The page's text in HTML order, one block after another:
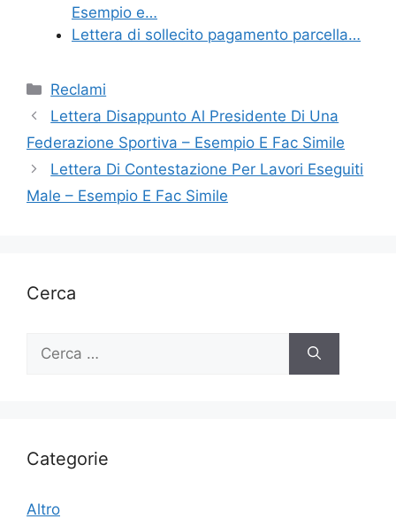
Esempio e…
Lettera di sollecito pagamento parcella…
Categorie
Reclami
Lettera Disappunto Al Presidente Di Una
Federazione Sportiva – Esempio E Fac Simile
Lettera Di Contestazione Per Lavori Eseguiti
Male – Esempio E Fac Simile
Cerca
Ricerca
Categorie
Altro